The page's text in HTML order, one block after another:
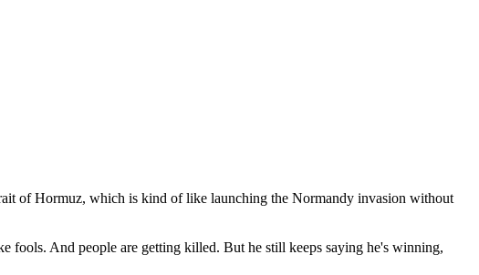
of Hormuz, which is kind of like launching the Normandy invasion without
fools. And people are getting killed. But he still keeps saying he's winning,